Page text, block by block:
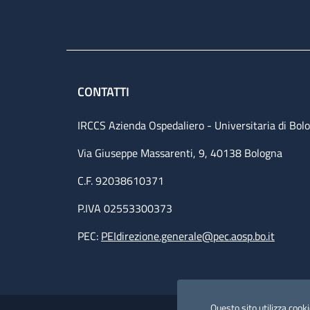
CONTATTI
IRCCS Azienda Ospedaliero - Universitaria di
Via Giuseppe Massarenti, 9, 40138 Bologna
C.F. 92038610371
P.IVA 02553300373
PEC: PEIdirezione.generale@pec.aosp.bo.it